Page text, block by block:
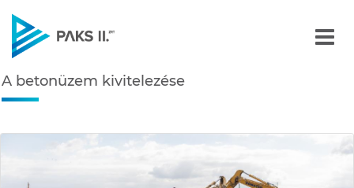
Navigáció
A betonüzem
A betonüzem kivitelezése